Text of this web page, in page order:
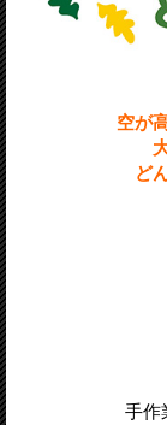
空が
ど
手作